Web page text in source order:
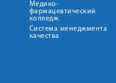
Медико-
фармацевтический
колледж
Система менеджмента
качества